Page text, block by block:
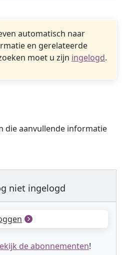
automatisch naar
en gerelateerde
moet u zijn ingelogd.
die aanvullende informatie
niet ingelogd
de abonnementen!